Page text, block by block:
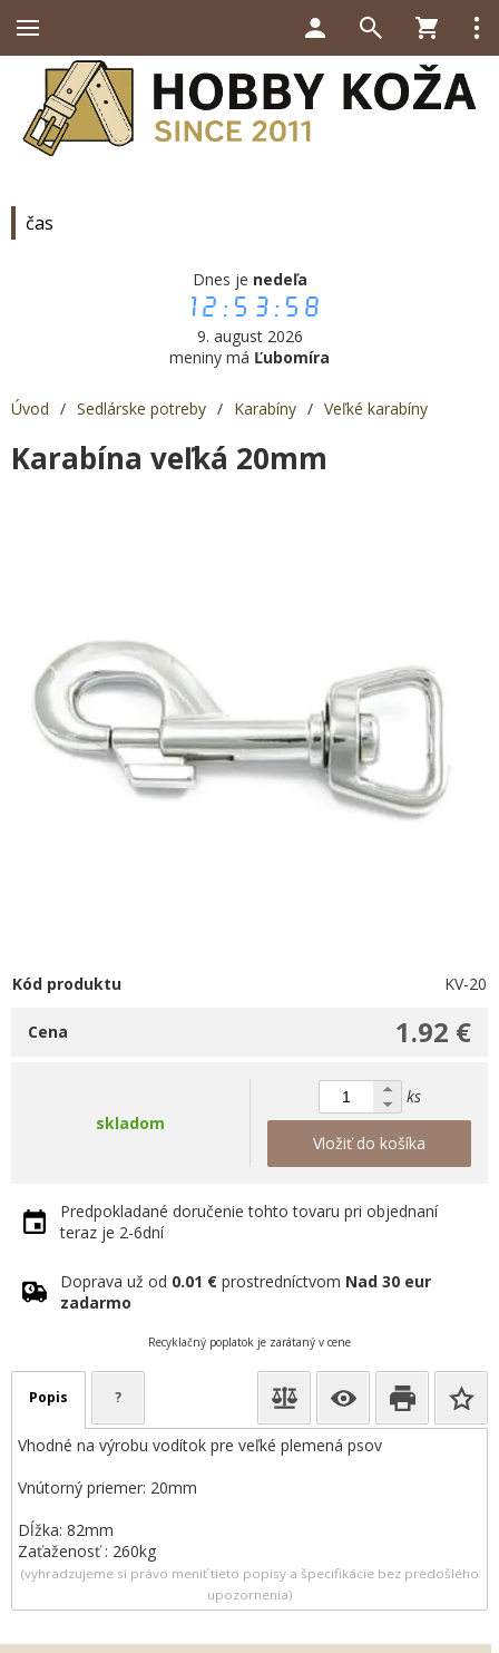
čas
Dnes je nedeľa
12:53:58
9. august 2026
meniny má Ľubomíra
Úvod / Sedlárske potreby / Karabíny / Veľké karabíny
Karabína veľká 20mm
Kód produktu KV-20
1.92 €
Cena
skladom
ks
Vložiť do košíka
Predpokladané doručenie tohto tovaru pri objednaní
teraz je 2-6dní
Doprava už od 0.01 € prostredníctvom Nad 30 eur
zadarmo
Recyklačný poplatok je zarátaný v cene
Popis ?
Vhodné na výrobu vodítok pre veľké plemená psov
Vnútorný priemer: 20mm
Dĺžka: 82mm
Zaťaženosť : 260kg
(vyhradzujeme si právo meniť tieto popisy a špecifikácie bez predošlého
upozornenia)